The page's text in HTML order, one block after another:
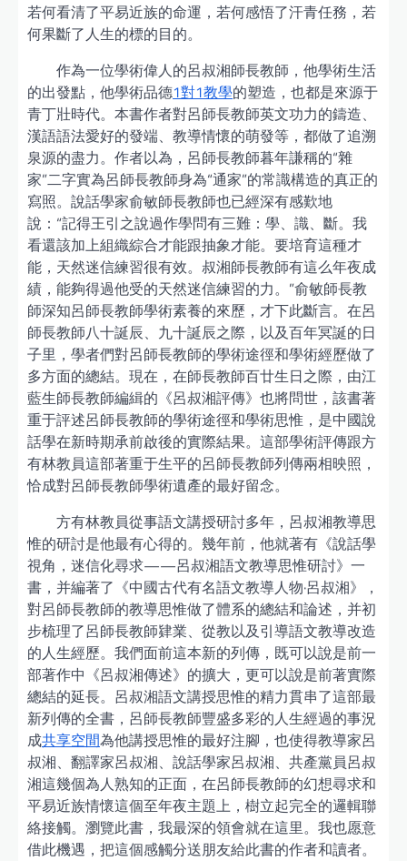
若何看清了平易近族的命運，若何感悟了汗青任務，若
何果斷了人生的標的目的。
作為一位學術偉人的呂叔湘師長教師，他學術生活
的出發點，他學術品德1對1教學的塑造，也都是來源于
青丁壯時代。本書作者對呂師長教師英文功力的鑄造、
漢語語法愛好的發端、教導情懷的萌發等，都做了追溯
泉源的盡力。作者以為，呂師長教師暮年謙稱的“雜
家”二字實為呂師長教師身為“通家”的常識構造的真正的
寫照。說話學家俞敏師長教師也已經深有感歎地
說：“記得王引之說過作學問有三難：學、識、斷。我
看還該加上組織綜合才能跟抽象才能。要培育這種才
能，天然迷信練習很有效。叔湘師長教師有這么年夜成
績，能夠得過他受的天然迷信練習的力。”俞敏師長教
師深知呂師長教師學術素養的來歷，才下此斷言。在呂
師長教師八十誕辰、九十誕辰之際，以及百年冥誕的日
子里，學者們對呂師長教師的學術途徑和學術經歷做了
多方面的總結。現在，在師長教師百廿生日之際，由江
藍生師長教師編緝的《呂叔湘評傳》也將問世，該書著
重于評述呂師長教師的學術途徑和學術思惟，是中國說
話學在新時期承前啟後的實際結果。這部學術評傳跟方
有林教員這部著重于生平的呂師長教師列傳兩相映照，
恰成對呂師長教師學術遺產的最好留念。
方有林教員從事語文講授研討多年，呂叔湘教導思
惟的研討是他最有心得的。幾年前，他就著有《說話學
視角，迷信化尋求——呂叔湘語文教導思惟研討》一
書，并編著了《中國古代有名語文教導人物·呂叔湘》，
對呂師長教師的教導思惟做了體系的總結和論述，并初
步梳理了呂師長教師肄業、從教以及引導語文教導改造
的人生經歷。我們面前這本新的列傳，既可以說是前一
部著作中《呂叔湘傳述》的擴大，更可以說是前著實際
總結的延長。呂叔湘語文講授思惟的精力貫串了這部最
新列傳的全書，呂師長教師豐盛多彩的人生經過的事況
成共享空間為他講授思惟的最好注腳，也使得教導家呂
叔湘、翻譯家呂叔湘、說話學家呂叔湘、共產黨員呂叔
湘這幾個為人熟知的正面，在呂師長教師的幻想尋求和
平易近族情懷這個至年夜主題上，樹立起完全的邏輯聯
絡接觸。瀏覽此書，我最深的領會就在這里。我也愿意
借此機遇，把這個感觸分送朋友給此書的作者和讀者。